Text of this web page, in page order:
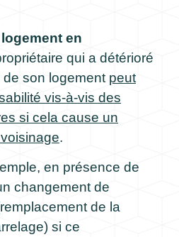
logement en
qui a détérioré
de son logement peut
vis-à-vis des
si cela cause un
.
en présence de
changement de
de la
si ce